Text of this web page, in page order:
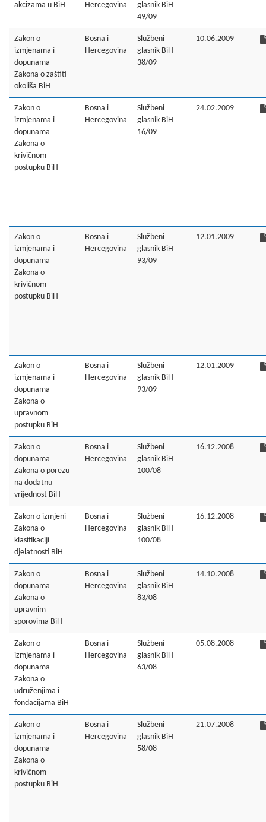
akcizama u BiH
Hercegovina
glasnik BiH
49/09
Zakon o
izmjenama i
dopunama
Zakona o zaštiti
okoliša BiH
Bosna i
Hercegovina
Službeni
glasnik BiH
38/09
10.06.2009
Zakon o
izmjenama i
dopunama
Zakona o
krivičnom
postupku BiH
Bosna i
Hercegovina
Službeni
glasnik BiH
16/09
24.02.2009
Zakon o
izmjenama i
dopunama
Zakona o
krivičnom
postupku BiH
Bosna i
Hercegovina
Službeni
glasnik BiH
93/09
12.01.2009
Zakon o
izmjenama i
dopunama
Zakona o
upravnom
postupku BiH
Bosna i
Hercegovina
Službeni
glasnik BiH
93/09
12.01.2009
Zakon o
dopunama
Zakona o porezu
na dodatnu
vrijednost BiH
Bosna i
Hercegovina
Službeni
glasnik BiH
100/08
16.12.2008
Zakon o izmjeni
Zakona o
klasifikaciji
djelatnosti BiH
Bosna i
Hercegovina
Službeni
glasnik BiH
100/08
16.12.2008
Zakon o
dopunama
Zakona o
upravnim
sporovima BiH
Bosna i
Hercegovina
Službeni
glasnik BiH
83/08
14.10.2008
Zakon o
izmjenama i
dopunama
Zakona o
udruženjima i
fondacijama BiH
Bosna i
Hercegovina
Službeni
glasnik BiH
63/08
05.08.2008
Zakon o
izmjenama i
dopunama
Zakona o
krivičnom
postupku BiH
Bosna i
Hercegovina
Službeni
glasnik BiH
58/08
21.07.2008